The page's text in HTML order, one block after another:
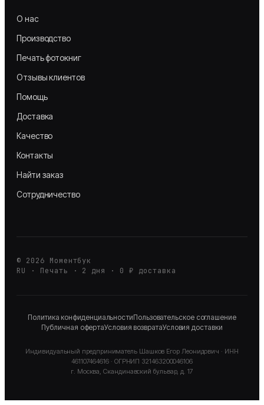
О нас
Производство
Печать фотокниг
Отзывы клиентов
Помощь
Доставка
Качество
Контакты
Найти заказ
Сотрудничество
© 2026
Моментбук
RU · Печать · 2 дня · 0 ₽ доставка
Политика конфиденциальностиПользовательское соглашение
Публичная офертаУсловия возвратаУсловия доставки
Индивидуальный предприниматель Шашков Егор Леонидович · ИНН
461107464616 · ОГРНИП 321463200046106
г. Москва, Скандинавский бульвар, д. 17